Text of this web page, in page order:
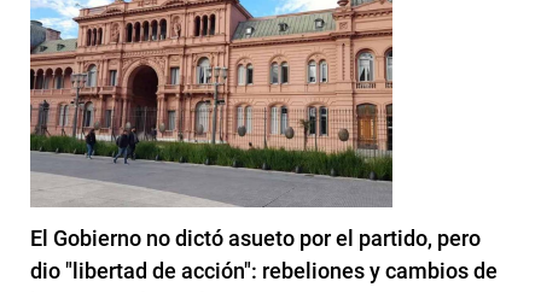
El Gobierno no dictó asueto por el partido, pero
dio "libertad de acción": rebeliones y cambios de